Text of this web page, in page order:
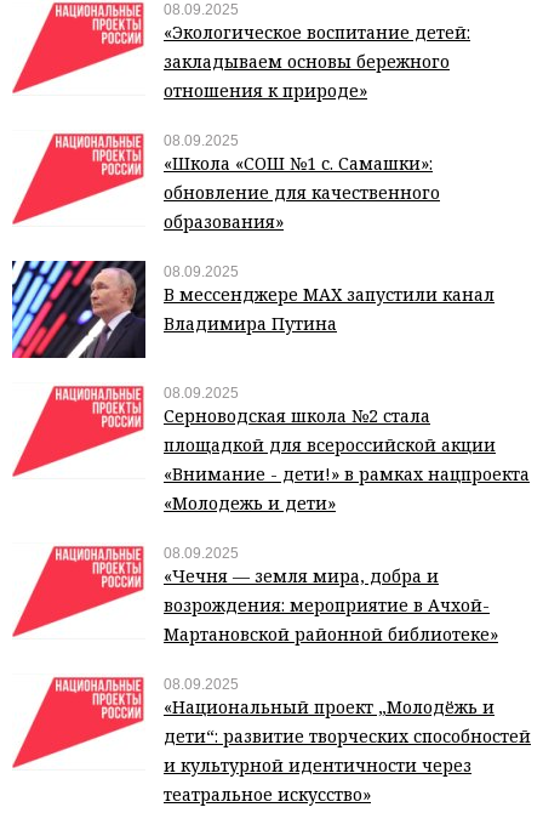
08.09.2025
«Экологическое воспитание детей:
закладываем основы бережного
отношения к природе»
08.09.2025
«Школа «СОШ №1 с. Самашки»:
обновление для качественного
образования»
08.09.2025
В мессенджере МАХ запустили канал
Владимира Путина
08.09.2025
Серноводская школа №2 стала
площадкой для всероссийской акции
«Внимание - дети!» в рамках нацпроекта
«Молодежь и дети»
08.09.2025
«Чечня — земля мира, добра и
возрождения: мероприятие в Ачхой-
Мартановской районной библиотеке»
08.09.2025
«Национальный проект „Молодёжь и
дети“: развитие творческих способностей
и культурной идентичности через
театральное искусство»